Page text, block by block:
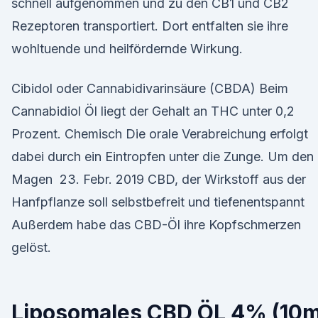
schnell aufgenommen und zu den CB1 und CB2
Rezeptoren transportiert. Dort entfalten sie ihre
wohltuende und heilfördernde Wirkung.
Cibidol oder Cannabidivarinsäure (CBDA) Beim
Cannabidiol Öl liegt der Gehalt an THC unter 0,2
Prozent. Chemisch Die orale Verabreichung erfolgt
dabei durch ein Eintropfen unter die Zunge. Um den
Magen 23. Febr. 2019 CBD, der Wirkstoff aus der
Hanfpflanze soll selbstbefreit und tiefenentspannt
Außerdem habe das CBD-Öl ihre Kopfschmerzen
gelöst.
Liposomales CBD ÖL 4%